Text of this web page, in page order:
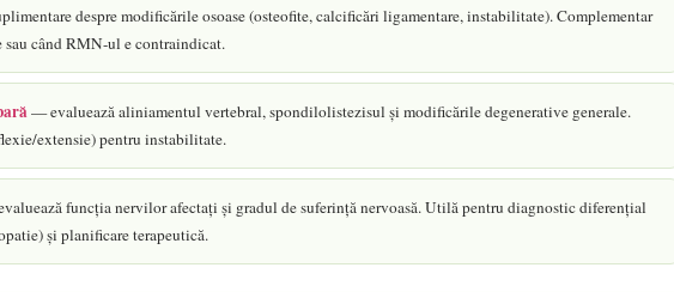
despre modificările osoase (osteofite, calcificări ligamentare, instabilitate). Complementar
când RMN-ul e contraindicat.
— evaluează aliniamentul vertebral, spondilolistezisul și modificările degenerative generale.
extensie) pentru instabilitate.
funcția nervilor afectați și gradul de suferință nervoasă. Utilă pentru diagnostic diferențial
și planificare terapeutică.